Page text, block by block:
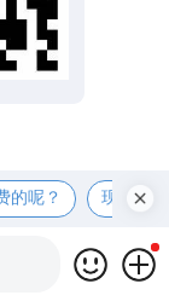
的呢？ 现在有